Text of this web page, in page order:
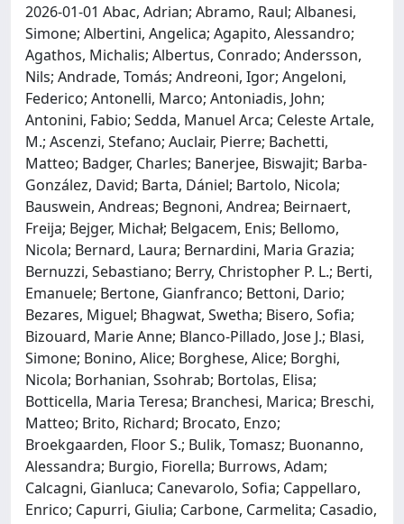
2026-01-01 Abac, Adrian; Abramo, Raul; Albanesi,
Simone; Albertini, Angelica; Agapito, Alessandro;
Agathos, Michalis; Albertus, Conrado; Andersson,
Nils; Andrade, Tomás; Andreoni, Igor; Angeloni,
Federico; Antonelli, Marco; Antoniadis, John;
Antonini, Fabio; Sedda, Manuel Arca; Celeste Artale,
M.; Ascenzi, Stefano; Auclair, Pierre; Bachetti,
Matteo; Badger, Charles; Banerjee, Biswajit; Barba-
González, David; Barta, Dániel; Bartolo, Nicola;
Bauswein, Andreas; Begnoni, Andrea; Beirnaert,
Freija; Bejger, Michał; Belgacem, Enis; Bellomo,
Nicola; Bernard, Laura; Bernardini, Maria Grazia;
Bernuzzi, Sebastiano; Berry, Christopher P. L.; Berti,
Emanuele; Bertone, Gianfranco; Bettoni, Dario;
Bezares, Miguel; Bhagwat, Swetha; Bisero, Sofia;
Bizouard, Marie Anne; Blanco-Pillado, Jose J.; Blasi,
Simone; Bonino, Alice; Borghese, Alice; Borghi,
Nicola; Borhanian, Ssohrab; Bortolas, Elisa;
Botticella, Maria Teresa; Branchesi, Marica; Breschi,
Matteo; Brito, Richard; Brocato, Enzo;
Broekgaarden, Floor S.; Bulik, Tomasz; Buonanno,
Alessandra; Burgio, Fiorella; Burrows, Adam;
Calcagni, Gianluca; Canevarolo, Sofia; Cappellaro,
Enrico; Capurri, Giulia; Carbone, Carmelita; Casadio,